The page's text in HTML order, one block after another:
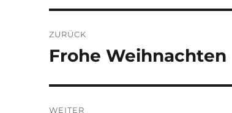
ZURÜCK
Vorheriger
Frohe Weihnachten
WEITER